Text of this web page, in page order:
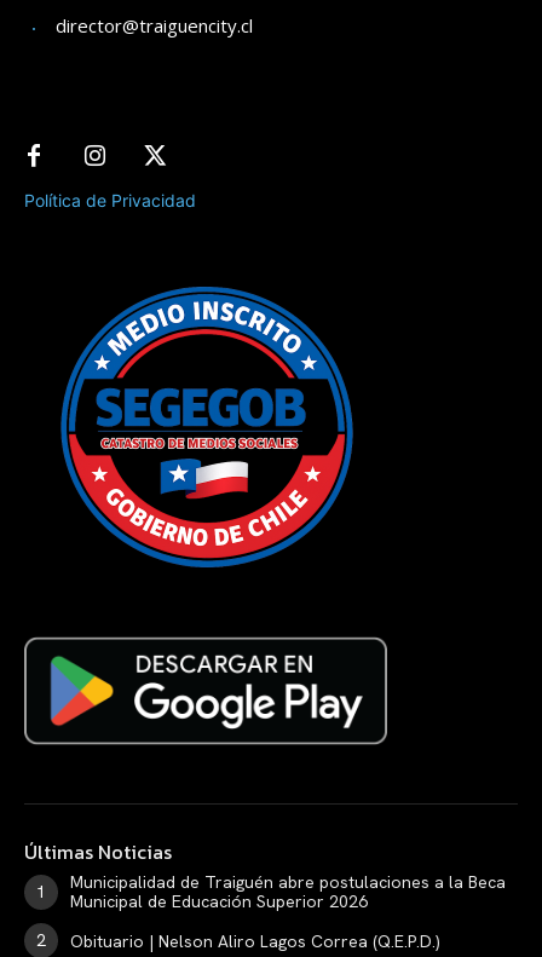
director@traiguencity.cl
Política de Privacidad
Últimas Noticias
Municipalidad de Traiguén abre postulaciones a la Beca
Municipal de Educación Superior 2026
Obituario | Nelson Aliro Lagos Correa (Q.E.P.D.)